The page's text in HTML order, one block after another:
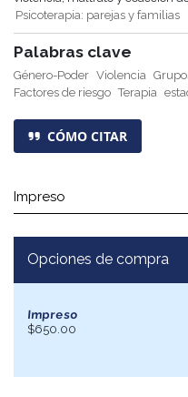
Psicoterapia: parejas y familias
Palabras clave
Género-Poder Violencia
Factores de riesgo Terapia
CÓMO CITAR
Impreso
Opciones de compra
Impreso
$650.00